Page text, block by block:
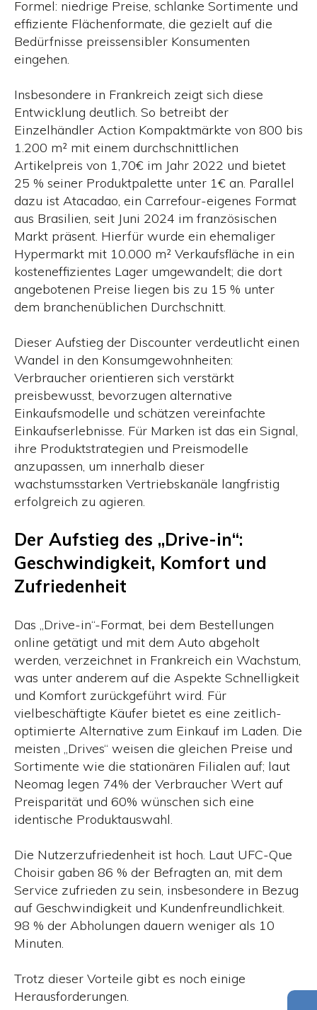
Formel: niedrige Preise, schlanke Sortimente und
effiziente Flächenformate, die gezielt auf die
Bedürfnisse preissensibler Konsumenten
eingehen.
Insbesondere in Frankreich zeigt sich diese
Entwicklung deutlich. So betreibt der
Einzelhändler Action Kompaktmärkte von 800 bis
1.200 m² mit einem durchschnittlichen
Artikelpreis von 1,70€ im Jahr 2022 und bietet
25 % seiner Produktpalette unter 1€ an. Parallel
dazu ist Atacadao, ein Carrefour-eigenes Format
aus Brasilien, seit Juni 2024 im französischen
Markt präsent. Hierfür wurde ein ehemaliger
Hypermarkt mit 10.000 m² Verkaufsfläche in ein
kosteneffizientes Lager umgewandelt; die dort
angebotenen Preise liegen bis zu 15 % unter
dem branchenüblichen Durchschnitt.
Dieser Aufstieg der Discounter verdeutlicht einen
Wandel in den Konsumgewohnheiten:
Verbraucher orientieren sich verstärkt
preisbewusst, bevorzugen alternative
Einkaufsmodelle und schätzen vereinfachte
Einkaufserlebnisse. Für Marken ist das ein Signal,
ihre Produktstrategien und Preismodelle
anzupassen, um innerhalb dieser
wachstumsstarken Vertriebskanäle langfristig
erfolgreich zu agieren.
Der Aufstieg des „Drive-in“:
Geschwindigkeit, Komfort und
Zufriedenheit
Das „Drive-in“-Format, bei dem Bestellungen
online getätigt und mit dem Auto abgeholt
werden, verzeichnet in Frankreich ein Wachstum,
was unter anderem auf die Aspekte Schnelligkeit
und Komfort zurückgeführt wird. Für
vielbeschäftigte Käufer bietet es eine zeitlich-
optimierte Alternative zum Einkauf im Laden. Die
meisten „Drives“ weisen die gleichen Preise und
Sortimente wie die stationären Filialen auf; laut
Neomag legen 74% der Verbraucher Wert auf
Preisparität und 60% wünschen sich eine
identische Produktauswahl.
Die Nutzerzufriedenheit ist hoch. Laut UFC-Que
Choisir gaben 86 % der Befragten an, mit dem
Service zufrieden zu sein, insbesondere in Bezug
auf Geschwindigkeit und Kundenfreundlichkeit.
98 % der Abholungen dauern weniger als 10
Minuten.
Trotz dieser Vorteile gibt es noch einige
Herausforderungen.